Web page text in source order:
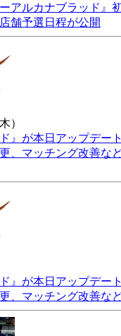
アルカナブラッド』
舗予選日程が公開
）
』が本日アップデー
、マッチング改善な
』が本日アップデー
、マッチング改善な